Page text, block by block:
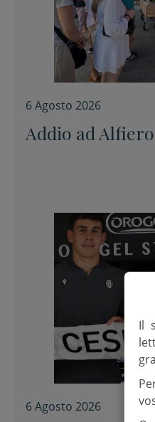
6 Agosto 2026
Addio ad
6 Agosto 2026
Il